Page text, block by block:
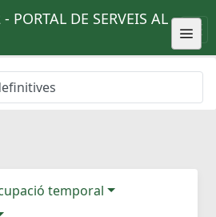
PORTAL DE SERVEIS AL
temporal